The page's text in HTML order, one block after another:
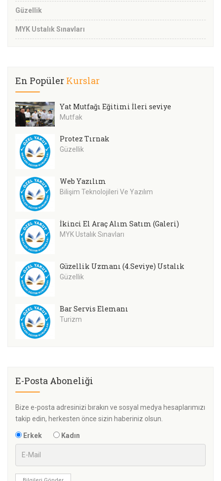
Güzellik
MYK Ustalık Sınavları
En Popüler Kurslar
Yat Mutfağı Eğitimi İleri seviye
Mutfak
Protez Tırnak
Güzellik
Web Yazılım
Bilişim Teknolojileri Ve Yazılım
İkinci El Araç Alım Satım (Galeri)
MYK Ustalık Sınavları
Güzellik Uzmanı (4.Seviye) Ustalık
Güzellik
Bar Servis Elemanı
Turizm
E-Posta Aboneliği
Bize e-posta adresinizi bırakın ve sosyal medya hesaplarımızı
takip edin, herkesten önce sizin haberiniz olsun.
Erkek Kadın